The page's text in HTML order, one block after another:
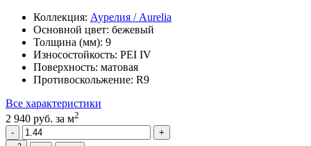
Коллекция: Аурелия / Aurelia
Основной цвет: бежевый
Толщина (мм): 9
Износостойкость: PEI IV
Поверхность: матовая
Противоскольжение: R9
Все характеристики
2 940 руб. за м2